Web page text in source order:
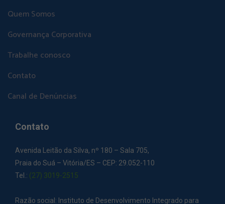
Quem Somos
Governança Corporativa
Trabalhe conosco
Contato
Canal de Denúncias
Contato
Avenida Leitão da Silva, nº 180 – Sala 705,
Praia do Suá – Vitória/ES – CEP: 29.052-110
Tel.: (27) 3019-2515
Razão social: Instituto de Desenvolvimento Integrado para